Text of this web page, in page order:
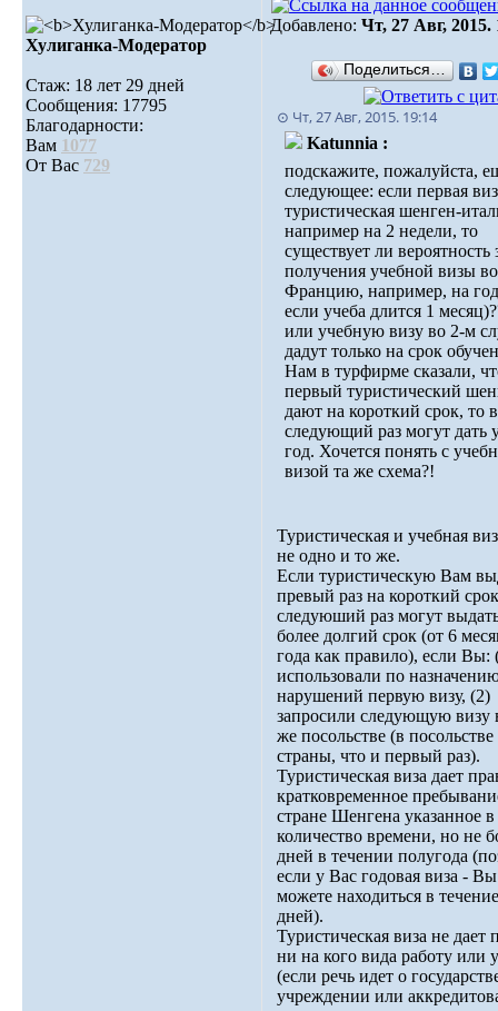
Хулиганка-Модератор
Стаж: 18 лет 29 дней
Сообщения: 17795
Благодарности:
Вам 1077
От Вас 729
Добавлено: Чт, 27 Авг, 2015.
Поделиться…
⊙ Чт, 27 Авг, 2015. 19:14
Katunnia :
подскажите, пожалуйста,
следующее: если первая
туристическая шенген-
например на 2 недели, то
существует ли вероятность
получения учебной визы во
Францию, например, на
если учеба длится 1
или учебную визу во 2-м
дадут только на срок
Нам в турфирме сказали,
первый туристический
дают на короткий срок, то в
следующий раз могут дать
год. Хочется понять с
визой та же схема?!
Туристическая и учебная
не одно и то же.
Если туристическую Вам
превый раз на короткий
следуюший раз могут
более долгий срок (от 6
года как правило), если Вы:
использовали по
нарушений первую визу, (2)
запросили следующую визу
же посольстве (в
страны, что и первый раз).
Туристическая виза дает
кратковременное
стране Шенгена указанное в
количество времени, но не
дней в течении полугода
если у Вас годовая виза -
можете находиться в
дней).
Туристическая виза не дает
ни на кого вида работу или
(если речь идет о
учреждении или